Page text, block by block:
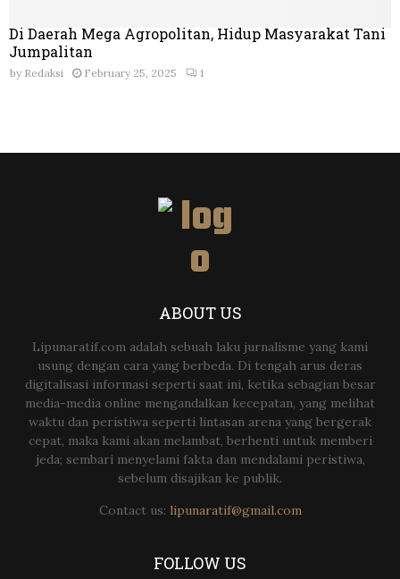
Di Daerah Mega Agropolitan, Hidup Masyarakat Tani
Jumpalitan
by Redaksi February 25, 2025 1
ABOUT US
Lipunaratif.com adalah sebuah laku jurnalisme yang kami
usung dengan cara yang berbeda. Di tengah arus deras
digitalisasi informasi seperti saat ini, ketika sebagian besar
media-media online mengandalkan kecepatan, yang melihat
waktu dan peristiwa seperti lintasan arena yang bergerak
cepat, maka kami akan melambat, berhenti untuk memberi
jeda; sembari menyelami fakta dan mendalami peristiwa,
sebelum disajikan ke publik.
Contact us: lipunaratif@gmail.com
FOLLOW US